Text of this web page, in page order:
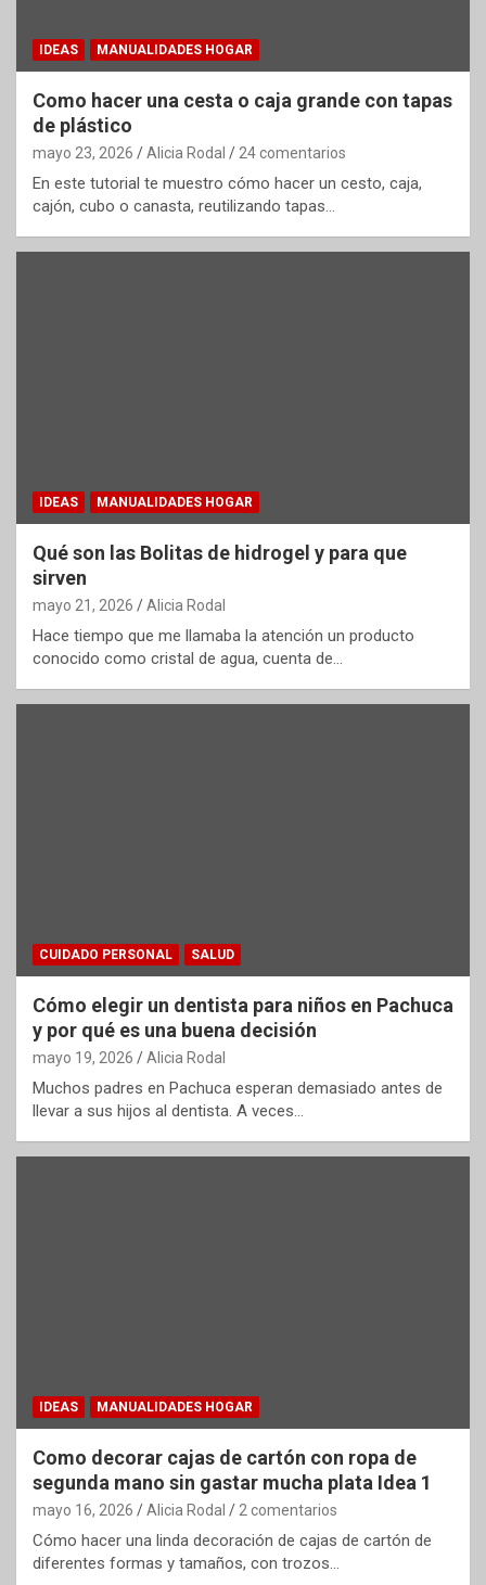
IDEAS MANUALIDADES HOGAR
Como hacer una cesta o caja grande con tapas
de plástico
mayo 23, 2026 Alicia Rodal 24 comentarios
En este tutorial te muestro cómo hacer un cesto, caja,
cajón, cubo o canasta, reutilizando tapas…
IDEAS MANUALIDADES HOGAR
Qué son las Bolitas de hidrogel y para que
sirven
mayo 21, 2026 Alicia Rodal
Hace tiempo que me llamaba la atención un producto
conocido como cristal de agua, cuenta de…
CUIDADO PERSONAL SALUD
Cómo elegir un dentista para niños en Pachuca
y por qué es una buena decisión
mayo 19, 2026 Alicia Rodal
Muchos padres en Pachuca esperan demasiado antes de
llevar a sus hijos al dentista. A veces…
IDEAS MANUALIDADES HOGAR
Como decorar cajas de cartón con ropa de
segunda mano sin gastar mucha plata Idea 1
mayo 16, 2026 Alicia Rodal 2 comentarios
Cómo hacer una linda decoración de cajas de cartón de
diferentes formas y tamaños, con trozos…